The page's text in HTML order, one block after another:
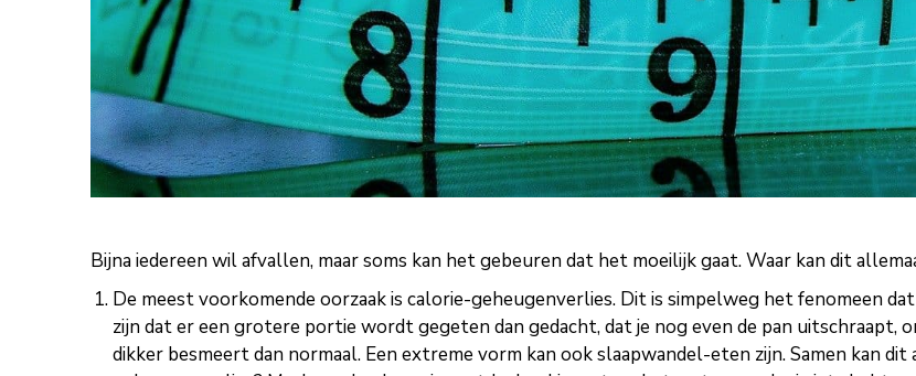
Bijna iedereen wil afvallen, maar soms kan het gebeuren dat het moeilijk gaat. Waar kan dit
De meest voorkomende oorzaak is calorie-geheugenverlies. Dit is simpelweg het fenomeen
zijn dat er een grotere portie wordt gegeten dan gedacht, dat je nog even de pan uitschraapt,
dikker besmeert dan normaal. Een extreme vorm kan ook slaapwandel-eten zijn. Samen kan